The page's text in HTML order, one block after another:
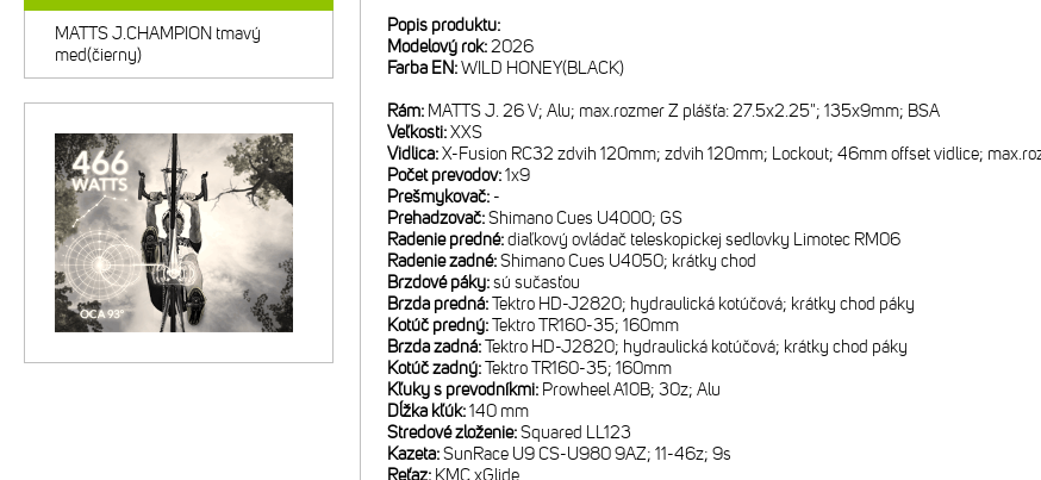
Popis produktu:
Modelový rok:2026
Farba EN:WILD HONEY(BLACK)
Rám: MATTS J. 26 V; Alu; max.rozmer Z plášťa: 27.5x2.25"; 135x9mm; BSA
Veľkosti:XXS
Vidlica:X-Fusion RC32 zdvih 120mm; zdvih 120mm; Lockout; 46mm offset vidlice;
Počet prevodov:1x9
Prešmykovač: -
Prehadzovač:Shimano Cues U4000; GS
Radenie predné:diaľkový ovládač teleskopickej sedlovky Limotec RM06
Radenie zadné:Shimano Cues U4050; krátky chod
Brzdové páky:sú sučasťou
Brzda predná:Tektro HD-J2820; hydraulická kotúčová; krátky chod páky
Kotúč predný:Tektro TR160-35; 160mm
Brzda zadná:Tektro HD-J2820; hydraulická kotúčová; krátky chod páky
Kotúč zadný:Tektro TR160-35; 160mm
Kľuky s prevodníkmi: Prowheel A10B; 30z; Alu
Dĺžka kľúk:140 mm
Stredové zloženie:Squared LL123
Kazeta:SunRace U9 CS-U980 9AZ; 11-46z; 9s
Reťaz: KMC xGlide
MATTS J.CHAMPION tmavý
med(čierny)